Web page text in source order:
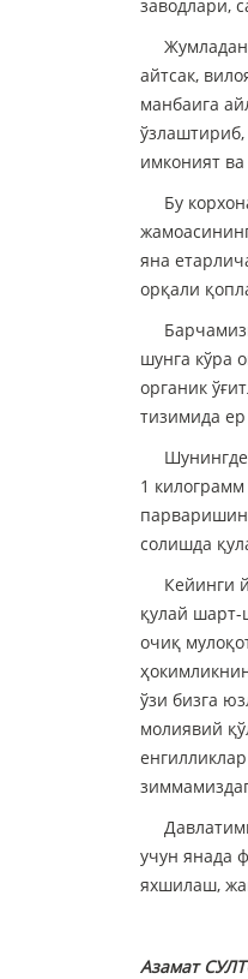
заводлари,
Жумладан,
айтсак,
манбаига
имконият ва
Бу
яна
орқали
шунга кўра
органик
тизимида
1
солишда
Кейинги
қулай шарт-
очиқ
ўзи бизга
молиявий
учун янада
яхшилаш,
Азамат